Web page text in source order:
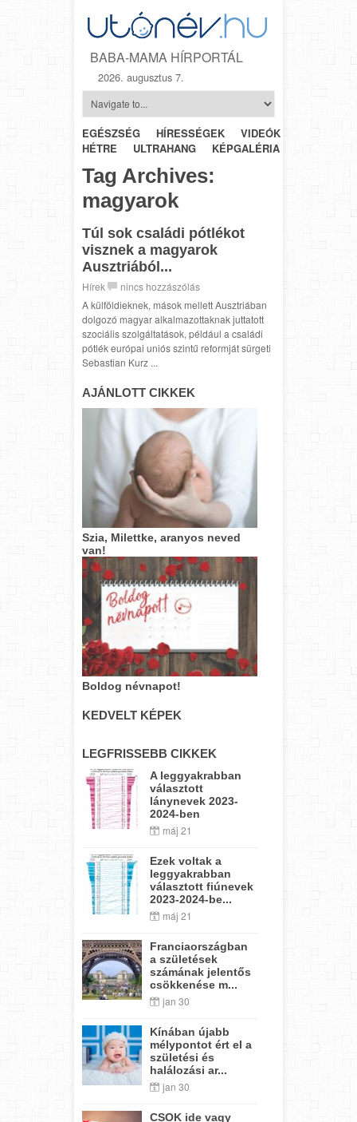
BABA-MAMA HÍRPORTÁL
2026. augusztus 7.
EGÉSZSÉG HÍRESSÉGEK VIDEÓK
HÉTRŐL-
HÉTRE
ULTRAHANG KÉPGALÉRIA
Tag Archives:
magyarok
Túl sok családi pótlékot
visznek a magyarok
Ausztriából...
Hírek
nincs hozzászólás
A külföldieknek, mások mellett Ausztriában
dolgozó magyar alkalmazottaknak juttatott
szociális szolgáltatások, például a családi
pótlék európai uniós szintű reformját sürgeti
Sebastian Kurz ...
AJÁNLOTT CIKKEK
Szia, Milettke, aranyos neved
van!
Boldog névnapot!
KEDVELT KÉPEK
LEGFRISSEBB CIKKEK
A leggyakrabban
választott
lánynevek 2023-
2024-ben
máj 21
Ezek voltak a
leggyakrabban
választott fiúnevek
2023-2024-be...
máj 21
Franciaországban
a születések
számának jelentős
csökkenése m...
jan 30
Kínában újabb
mélypontot ért el a
születési és
halálozási ar...
jan 30
CSOK ide vagy